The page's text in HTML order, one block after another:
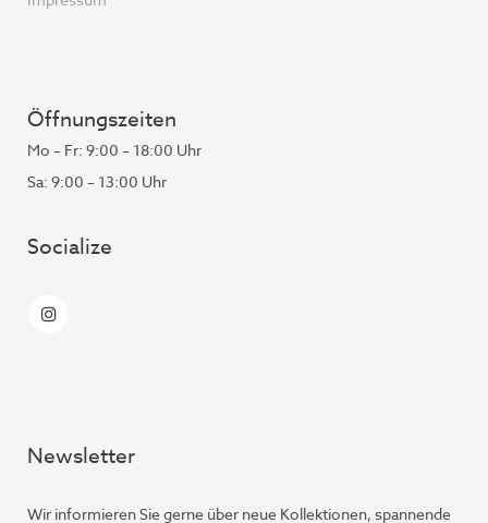
Öffnungszeiten
Mo – Fr: 9:00 – 18:00 Uhr
Sa: 9:00 – 13:00 Uhr
Socialize
Newsletter
Wir informieren Sie gerne über neue Kollektionen, spannende